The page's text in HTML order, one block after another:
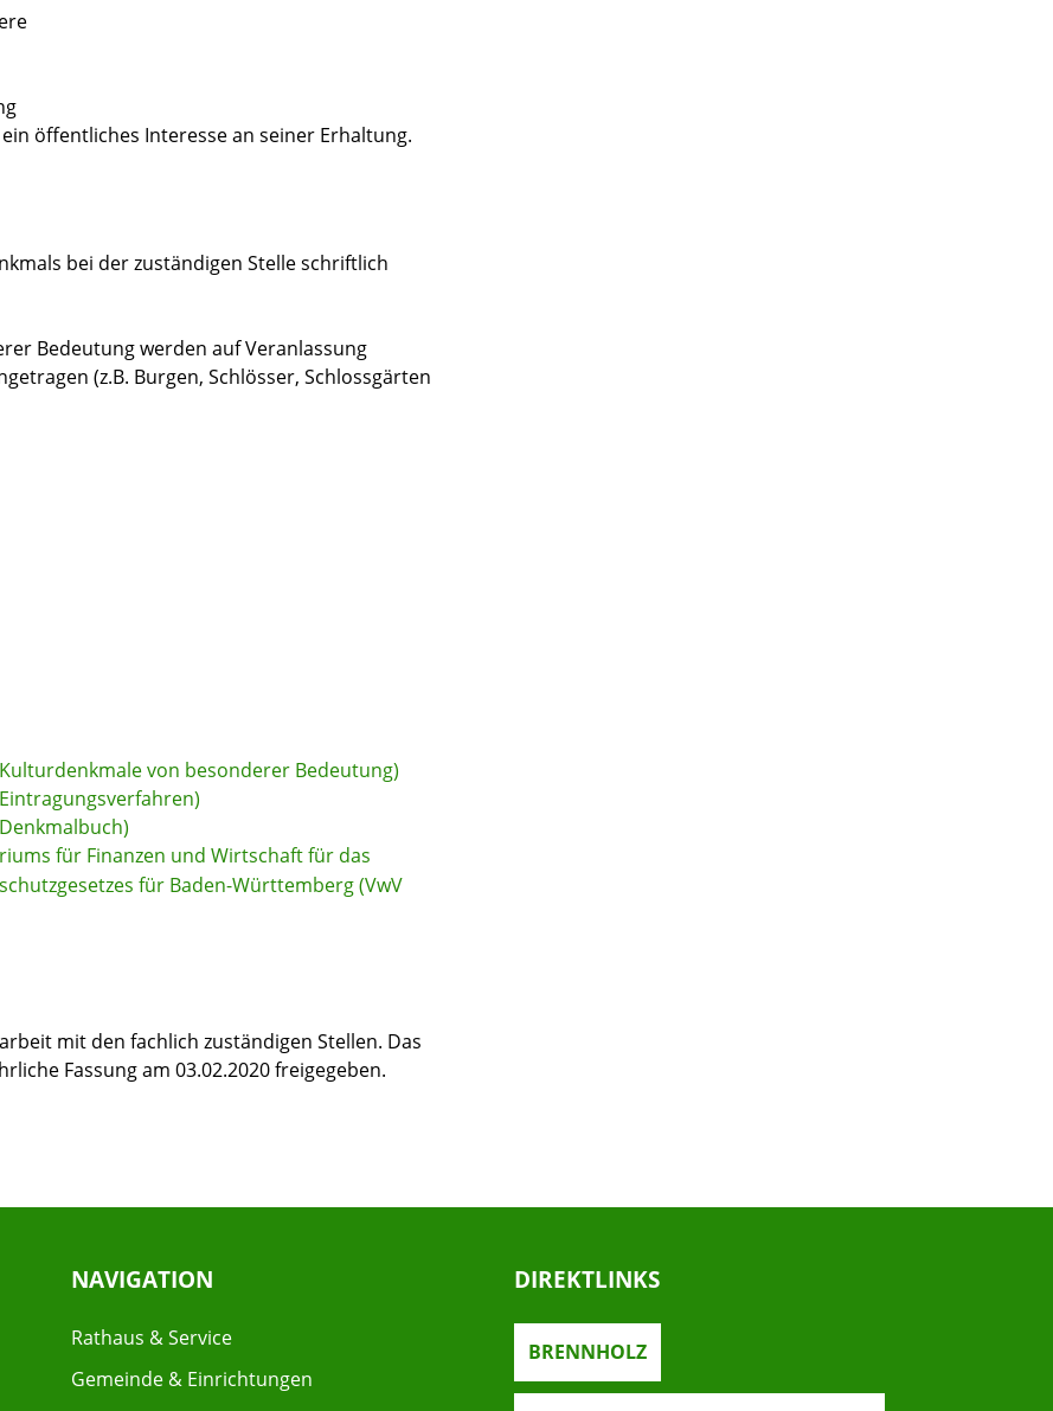
öffentliches Interesse an seiner Erhaltung.
bei der zuständigen Stelle schriftlich
Bedeutung werden auf Veranlassung
(z.B. Burgen, Schlösser, Schlossgärten
von besonderer Bedeutung)
für Finanzen und Wirtschaft für das
für Baden-Württemberg (VwV
mit den fachlich zuständigen Stellen. Das
Fassung am 03.02.2020 freigegeben.
NAVIGATION
Rathaus & Service
Gemeinde & Einrichtungen
DIREKTLINKS
BRENNHOLZ